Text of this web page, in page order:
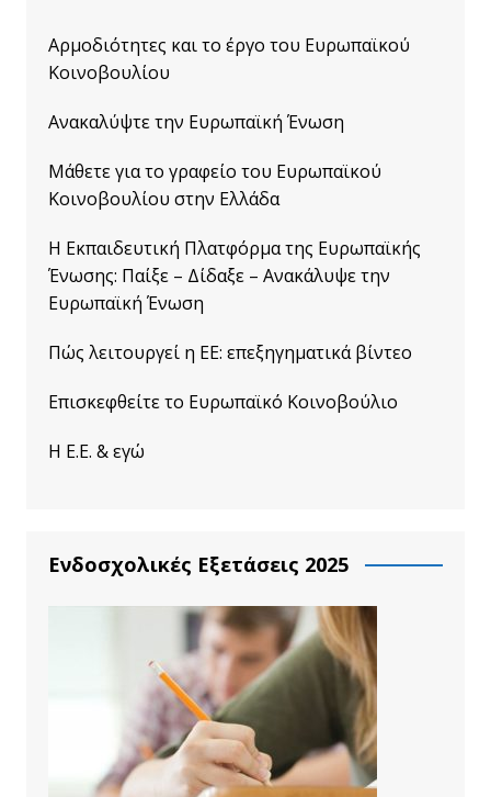
Αρμοδιότητες και το έργο του Ευρωπαϊκού
Κοινοβουλίου
Ανακαλύψτε την Ευρωπαϊκή Ένωση
Μάθετε για το γραφείο του Ευρωπαϊκού
Κοινοβουλίου στην Ελλάδα
Η Εκπαιδευτική Πλατφόρμα της Ευρωπαϊκής
Ένωσης: Παίξε – Δίδαξε – Ανακάλυψε την
Ευρωπαϊκή Ένωση
Πώς λειτουργεί η ΕΕ: επεξηγηματικά βίντεο
Επισκεφθείτε το Ευρωπαϊκό Κοινοβούλιο
Η Ε.Ε. & εγώ
Ενδοσχολικές Εξετάσεις 2025